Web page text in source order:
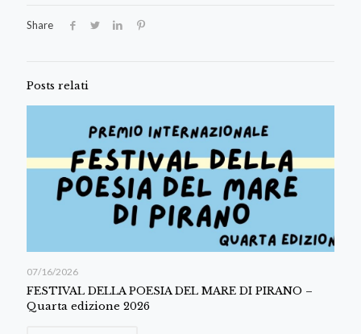
Share
Posts relati
07/16/2026
FESTIVAL DELLA POESIA DEL MARE DI PIRANO –
Quarta edizione 2026